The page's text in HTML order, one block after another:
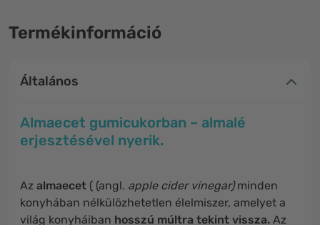
Termékinformáció
Általános
Almaecet gumicukorban – almalé
erjesztésével nyerik.
Az almaecet ( (angl. apple cider vinegar)minden
konyhában nélkülözhetetlen élelmiszer, amelyet a
világ konyháiban hosszú múltra tekint vissza. Az